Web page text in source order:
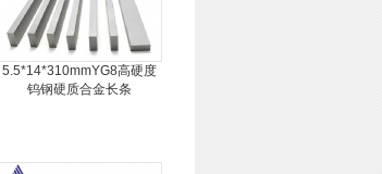
5.5*14*310mmYG8高硬度
钨钢硬质合金长条